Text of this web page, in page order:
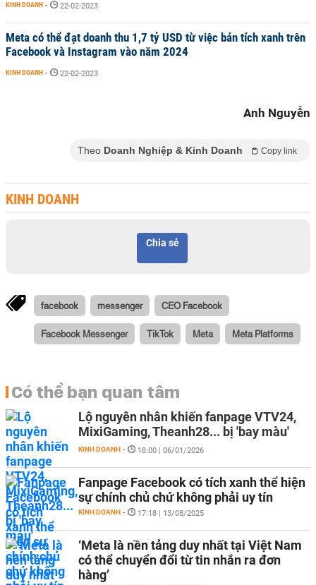
KINH DOANH - 22-02-2023
Meta có thể đạt doanh thu 1,7 tỷ USD từ việc bán tích xanh trên
Facebook và Instagram vào năm 2024
KINH DOANH - 22-02-2023
Anh Nguyễn
Theo Doanh Nghiệp & Kinh Doanh Copy link
KINH DOANH
Chia sẻ
facebook messenger CEO Facebook
Facebook Messenger TikTok Meta Meta Platforms
Có thể bạn quan tâm
Lộ nguyên nhân khiến fanpage VTV24,
MixiGaming, Theanh28... bị 'bay màu'
KINH DOANH - 18:00 | 06/01/2026
Fanpage Facebook có tích xanh thể hiện
sự chính chủ chứ không phải uy tín
KINH DOANH - 17:18 | 13/08/2025
‘Meta là nền tảng duy nhất tại Việt Nam
có thể chuyển đổi từ tin nhắn ra đơn
hàng’